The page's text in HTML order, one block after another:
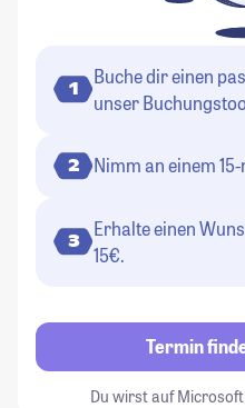
1
Buche dir einen
unser
2 Nimm an einem
3
Erhalte einen
15€.
Termin
Du wirst auf